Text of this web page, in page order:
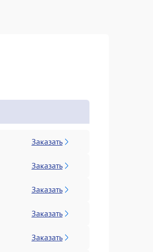
Заказать
Заказать
Заказать
Заказать
Заказать